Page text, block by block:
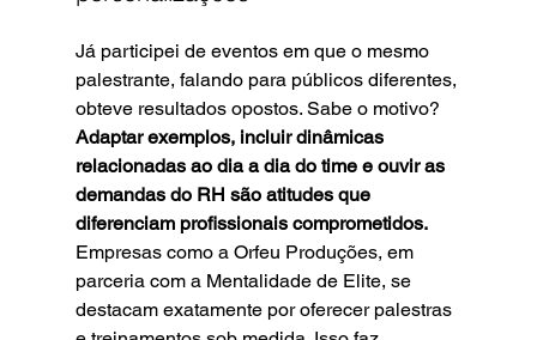
Já participei de eventos em que o mesmo
palestrante, falando para públicos diferentes,
obteve resultados opostos. Sabe o motivo?
Adaptar exemplos, incluir dinâmicas
relacionadas ao dia a dia do time e ouvir as
demandas do RH são atitudes que
diferenciam profissionais comprometidos.
Empresas como a Orfeu Produções, em
parceria com a Mentalidade de Elite, se
destacam exatamente por oferecer palestras